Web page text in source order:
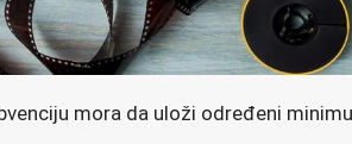
mora da uloži određeni